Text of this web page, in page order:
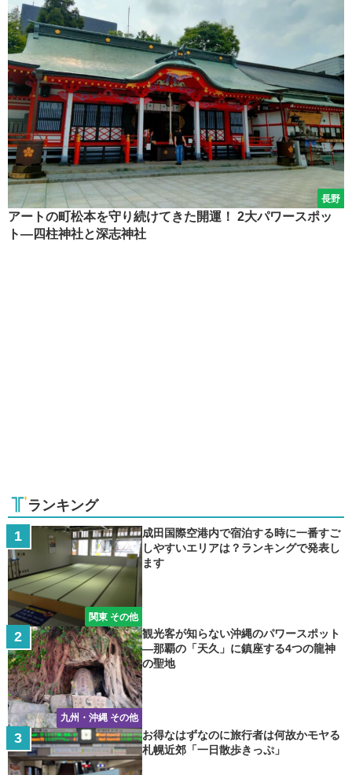
長野
アートの町松本を守り続けてきた開運！ 2大パワースポッ
ト―四柱神社と深志神社
ランキング
関東 その他
成田国際空港内で宿泊する時に一番すご
しやすいエリアは？ランキングで発表し
ます
九州・沖縄 その他
観光客が知らない沖縄のパワースポット
―那覇の「天久」に鎮座する4つの龍神
の聖地
お得なはずなのに旅行者は何故かモヤる
札幌近郊「一日散歩きっぷ」